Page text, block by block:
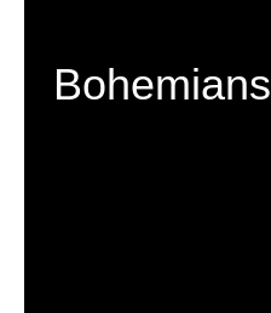
Bohemians